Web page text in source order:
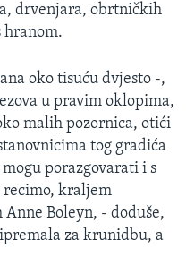
drvenjara, obrtničkih
hranom.
oko tisuću dvjesto -,
u pravim oklopima,
malih pozornica, otići
tog gradića
porazgovarati i s
kraljem
Boleyn, - doduše,
za krunidbu, a